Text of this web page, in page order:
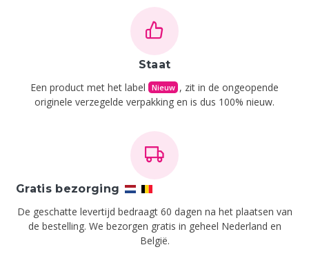
Staat
Een product met het label Nieuw , zit in de ongeopende
originele verzegelde verpakking en is dus 100% nieuw.
Gratis bezorging
De geschatte levertijd bedraagt 60 dagen na het plaatsen van
de bestelling. We bezorgen gratis in geheel Nederland en
België.